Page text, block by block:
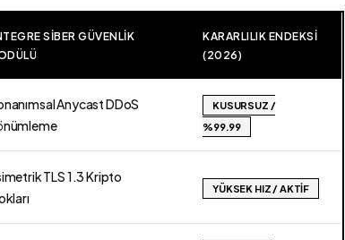
SIBER GÜVENLIK
KARARLILIK ENDEKSI
(2026)
Anycast DDoS
KUSURSUZ /
%99.99
TLS 1.3 Kripto
YÜKSEK HIZ / AKTIF